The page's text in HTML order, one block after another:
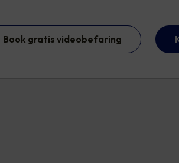
Book gratis videobefaring